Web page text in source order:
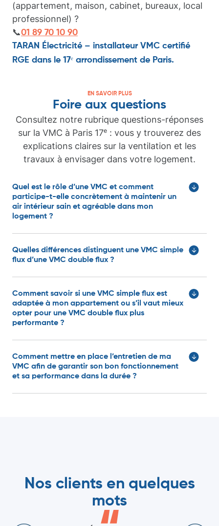
(appartement, maison, cabinet, bureaux, local
professionnel) ?
📞01 89 70 10 90
TARAN Électricité – installateur VMC certifié
RGE dans le 17ᵉ arrondissement de Paris.
EN SAVOIR PLUS
Foire aux questions
Consultez notre rubrique questions-réponses
sur la VMC à Paris 17ᵉ : vous y trouverez des
explications claires sur la ventilation et les
travaux à envisager dans votre logement.
Quel est le rôle d’une VMC et comment
participe-t-elle concrètement à maintenir un
air intérieur sain et agréable dans mon
logement ?
Quelles différences distinguent une VMC simple
flux d’une VMC double flux ?
Comment savoir si une VMC simple flux est
adaptée à mon appartement ou s’il vaut mieux
opter pour une VMC double flux plus
performante ?
Comment mettre en place l’entretien de ma
VMC afin de garantir son bon fonctionnement
et sa performance dans la durée ?
Nos clients en quelques
mots